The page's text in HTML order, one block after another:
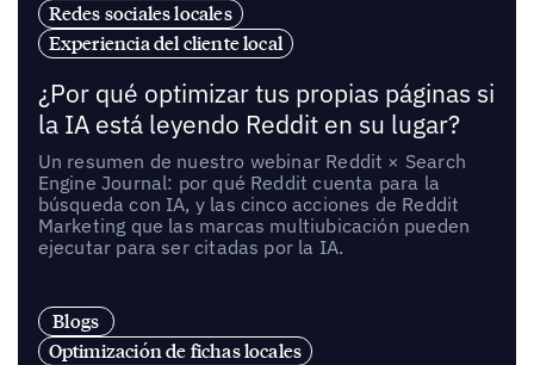
Redes sociales locales
Experiencia del cliente local
¿Por qué optimizar tus propias páginas si
la IA está leyendo Reddit en su lugar?
Un resumen de nuestro webinar Reddit × Search
Engine Journal: por qué Reddit cuenta para la
búsqueda con IA, y las cinco acciones de Reddit
Marketing que las marcas multiubicación pueden
ejecutar para ser citadas por la IA.
Blogs
Optimización de fichas locales